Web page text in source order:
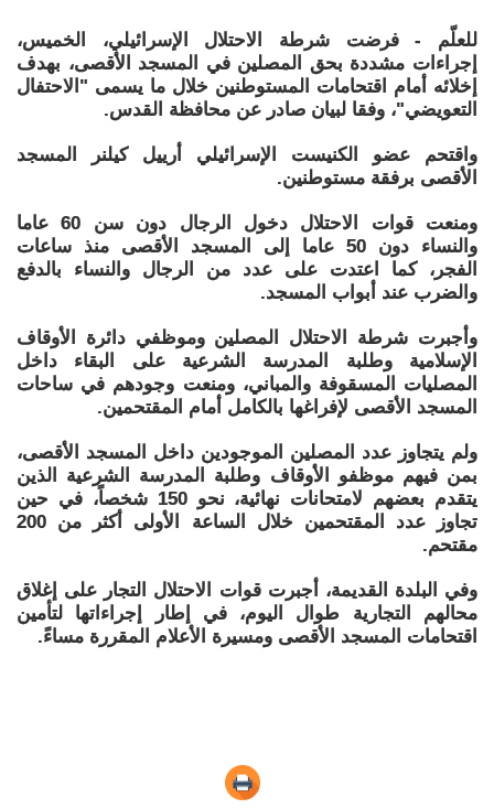
للعلّم - فرضت شرطة الاحتلال الإسرائيلي، الخميس،
إجراءات مشددة بحق المصلين في المسجد الأقصى، بهدف
إخلائه أمام اقتحامات المستوطنين خلال ما يسمى "الاحتفال
التعويضي"، وفقا لبيان صادر عن محافظة القدس.
واقتحم عضو الكنيست الإسرائيلي أرييل كيلنر المسجد
الأقصى برفقة مستوطنين.
ومنعت قوات الاحتلال دخول الرجال دون سن 60 عاما
والنساء دون 50 عاما إلى المسجد الأقصى منذ ساعات
الفجر، كما اعتدت على عدد من الرجال والنساء بالدفع
والضرب عند أبواب المسجد.
وأجبرت شرطة الاحتلال المصلين وموظفي دائرة الأوقاف
الإسلامية وطلبة المدرسة الشرعية على البقاء داخل
المصليات المسقوفة والمباني، ومنعت وجودهم في ساحات
المسجد الأقصى لإفراغها بالكامل أمام المقتحمين.
ولم يتجاوز عدد المصلين الموجودين داخل المسجد الأقصى،
بمن فيهم موظفو الأوقاف وطلبة المدرسة الشرعية الذين
يتقدم بعضهم لامتحانات نهائية، نحو 150 شخصاً، في حين
تجاوز عدد المقتحمين خلال الساعة الأولى أكثر من 200
مقتحم.
وفي البلدة القديمة، أجبرت قوات الاحتلال التجار على إغلاق
محالهم التجارية طوال اليوم، في إطار إجراءاتها لتأمين
اقتحامات المسجد الأقصى ومسيرة الأعلام المقررة مساءً.